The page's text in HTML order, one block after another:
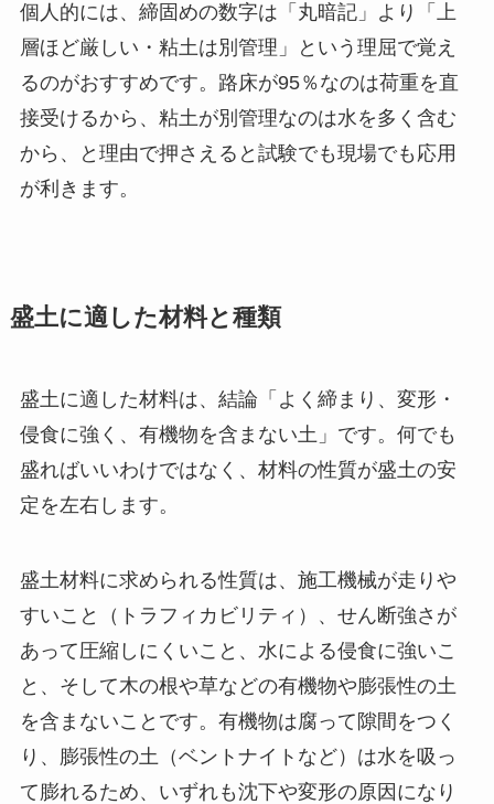
個人的には、締固めの数字は「丸暗記」より「上
層ほど厳しい・粘土は別管理」という理屈で覚え
るのがおすすめです。路床が95％なのは荷重を直
接受けるから、粘土が別管理なのは水を多く含む
から、と理由で押さえると試験でも現場でも応用
が利きます。
盛土に適した材料と種類
盛土に適した材料は、結論「よく締まり、変形・
侵食に強く、有機物を含まない土」です。何でも
盛ればいいわけではなく、材料の性質が盛土の安
定を左右します。
盛土材料に求められる性質は、施工機械が走りや
すいこと（トラフィカビリティ）、せん断強さが
あって圧縮しにくいこと、水による侵食に強いこ
と、そして木の根や草などの有機物や膨張性の土
を含まないことです。有機物は腐って隙間をつく
り、膨張性の土（ベントナイトなど）は水を吸っ
て膨れるため、いずれも沈下や変形の原因になり